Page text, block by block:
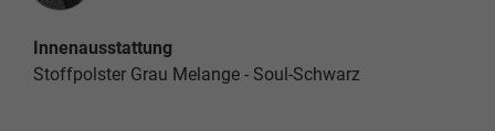
Innenausstattung
Stoffpolster Grau Melange - Soul-Schwarz